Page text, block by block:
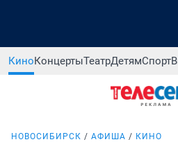
КиноКонцертыТеатрДетямСпорт
НОВОСИБИРСК АФИША КИНО